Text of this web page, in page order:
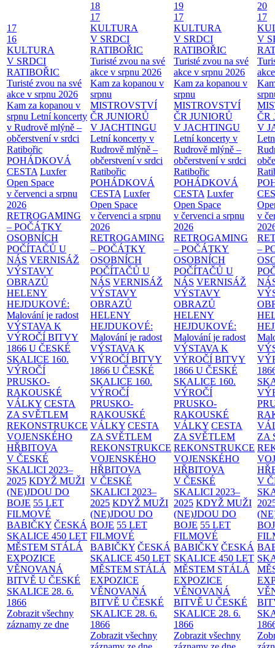
17
16
KULTURA
V SRDCI
RATIBOŘIC
Turisté zvou na své
akce v srpnu 2026
Kam za kopanou v
srpnu Letní koncerty
v Rudrově mlýně –
občerstvení v srdci
Ratibořic
POHÁDKOVÁ
CESTA Luxfer
Open Space
v červenci a srpnu
2026
RETROGAMING
– POČÁTKY
OSOBNÍCH
POČÍTAČŮ U
NÁS VERNISÁŽ
VÝSTAVY
OBRAZŮ
HELENY
HEJDUKOVÉ:
Malování je radost
VÝSTAVA K
VÝROČÍ BITVY
1866 U ČESKÉ
SKALICE 160.
VÝROČÍ
PRUSKO-
RAKOUSKÉ
VÁLKY CESTA
ZA SVĚTLEM
REKONSTRUKCE
VOJENSKÉHO
HŘBITOVA
V ČESKÉ
SKALICI 2023–
2025 KDYŽ MUŽI
(NE)JDOU DO
BOJE 55 LET
FILMOVÉ
BABIČKY ČESKÁ
SKALICE 450 LET
MĚSTEM STÁLÁ
EXPOZICE
VĚNOVANÁ
BITVĚ U ČESKÉ
SKALICE 28. 6.
1866
Zobrazit všechny
záznamy ze dne
18
17
KULTURA
V SRDCI
RATIBOŘIC
Turisté zvou na své
akce v srpnu 2026
Kam za kopanou v
srpnu
MISTROVSTVÍ
ČR JUNIORŮ
V JACHTINGU
Letní koncerty v
Rudrově mlýně –
občerstvení v srdci
Ratibořic
POHÁDKOVÁ
CESTA Luxfer
Open Space
v červenci a srpnu
2026
RETROGAMING
– POČÁTKY
OSOBNÍCH
POČÍTAČŮ U
NÁS VERNISÁŽ
VÝSTAVY
OBRAZŮ
HELENY
HEJDUKOVÉ:
Malování je radost
VÝSTAVA K
VÝROČÍ BITVY
1866 U ČESKÉ
SKALICE 160.
VÝROČÍ
PRUSKO-
RAKOUSKÉ
VÁLKY CESTA
ZA SVĚTLEM
REKONSTRUKCE
VOJENSKÉHO
HŘBITOVA
V ČESKÉ
SKALICI 2023–
2025 KDYŽ MUŽI
(NE)JDOU DO
BOJE 55 LET
FILMOVÉ
BABIČKY ČESKÁ
SKALICE 450 LET
MĚSTEM STÁLÁ
EXPOZICE
VĚNOVANÁ
BITVĚ U ČESKÉ
SKALICE 28. 6.
1866
Zobrazit všechny
19
17
KULTURA
V SRDCI
RATIBOŘIC
Turisté zvou na své
akce v srpnu 2026
Kam za kopanou v
srpnu
MISTROVSTVÍ
ČR JUNIORŮ
V JACHTINGU
Letní koncerty v
Rudrově mlýně –
občerstvení v srdci
Ratibořic
POHÁDKOVÁ
CESTA Luxfer
Open Space
v červenci a srpnu
2026
RETROGAMING
– POČÁTKY
OSOBNÍCH
POČÍTAČŮ U
NÁS VERNISÁŽ
VÝSTAVY
OBRAZŮ
HELENY
HEJDUKOVÉ:
Malování je radost
VÝSTAVA K
VÝROČÍ BITVY
1866 U ČESKÉ
SKALICE 160.
VÝROČÍ
PRUSKO-
RAKOUSKÉ
VÁLKY CESTA
ZA SVĚTLEM
REKONSTRUKCE
VOJENSKÉHO
HŘBITOVA
V ČESKÉ
SKALICI 2023–
2025 KDYŽ MUŽI
(NE)JDOU DO
BOJE 55 LET
FILMOVÉ
BABIČKY ČESKÁ
SKALICE 450 LET
MĚSTEM STÁLÁ
EXPOZICE
VĚNOVANÁ
BITVĚ U ČESKÉ
SKALICE 28. 6.
1866
Zobrazit všechny
20
17
V
ČR
V
v
–
ZA
V